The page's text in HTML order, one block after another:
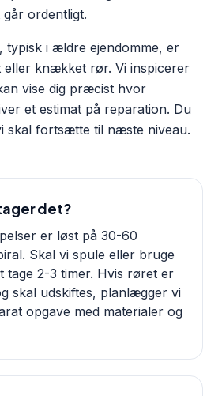
går ordentligt.
i ældre ejendomme, er
eller knækket rør. Vi inspicerer
vise dig præcist hvor
et estimat på reparation. Du
skal fortsætte til næste niveau.
det?
er løst på 30-60
Skal vi spule eller bruge
tage 2-3 timer. Hvis røret er
skal udskiftes, planlægger vi
opgave med materialer og